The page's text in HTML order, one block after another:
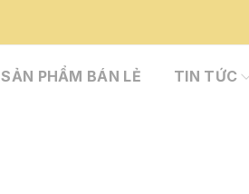
SẢN PHẨM BÁN LẺ TIN TỨC